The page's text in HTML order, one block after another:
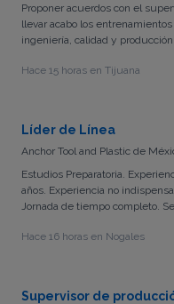
Proponer acuerdos con el
llevar acabo los
ingeniería, calidad y
de manufactura - 6 meses
Hace 15 horas en Tijuana
Líder de Línea
Anchor Tool and Plastic de
Estudios Preparatoria.
años. Experiencia no
Jornada de tiempo completo.
Hace 16 horas en Nogales
Supervisor de